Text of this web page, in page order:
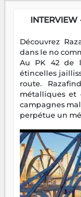
INTERVIEW
Découvrez
dans le no
Au PK 42 de
étincelles
route.
métalliques et
campagnes
perpétue un